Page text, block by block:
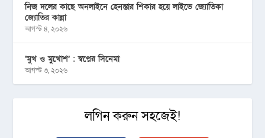
নিজ দলের কাছে অনলাইনে হেনস্তার শিকার হয়ে লাইভে জ্যোতিকা
জ্যোতির কান্না
আগস্ট ৪, ২০২৬
‘মুখ ও মু্খোশ’ : স্বপ্নের সিনেমা
আগস্ট ৩, ২০২৬
লগিন করুন সহজেই!